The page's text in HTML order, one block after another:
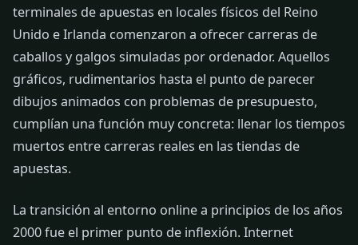
terminales de apuestas en locales físicos del Reino
Unido e Irlanda comenzaron a ofrecer carreras de
caballos y galgos simuladas por ordenador. Aquellos
gráficos, rudimentarios hasta el punto de parecer
dibujos animados con problemas de presupuesto,
cumplían una función muy concreta: llenar los tiempos
muertos entre carreras reales en las tiendas de
apuestas.
La transición al entorno online a principios de los años
2000 fue el primer punto de inflexión. Internet